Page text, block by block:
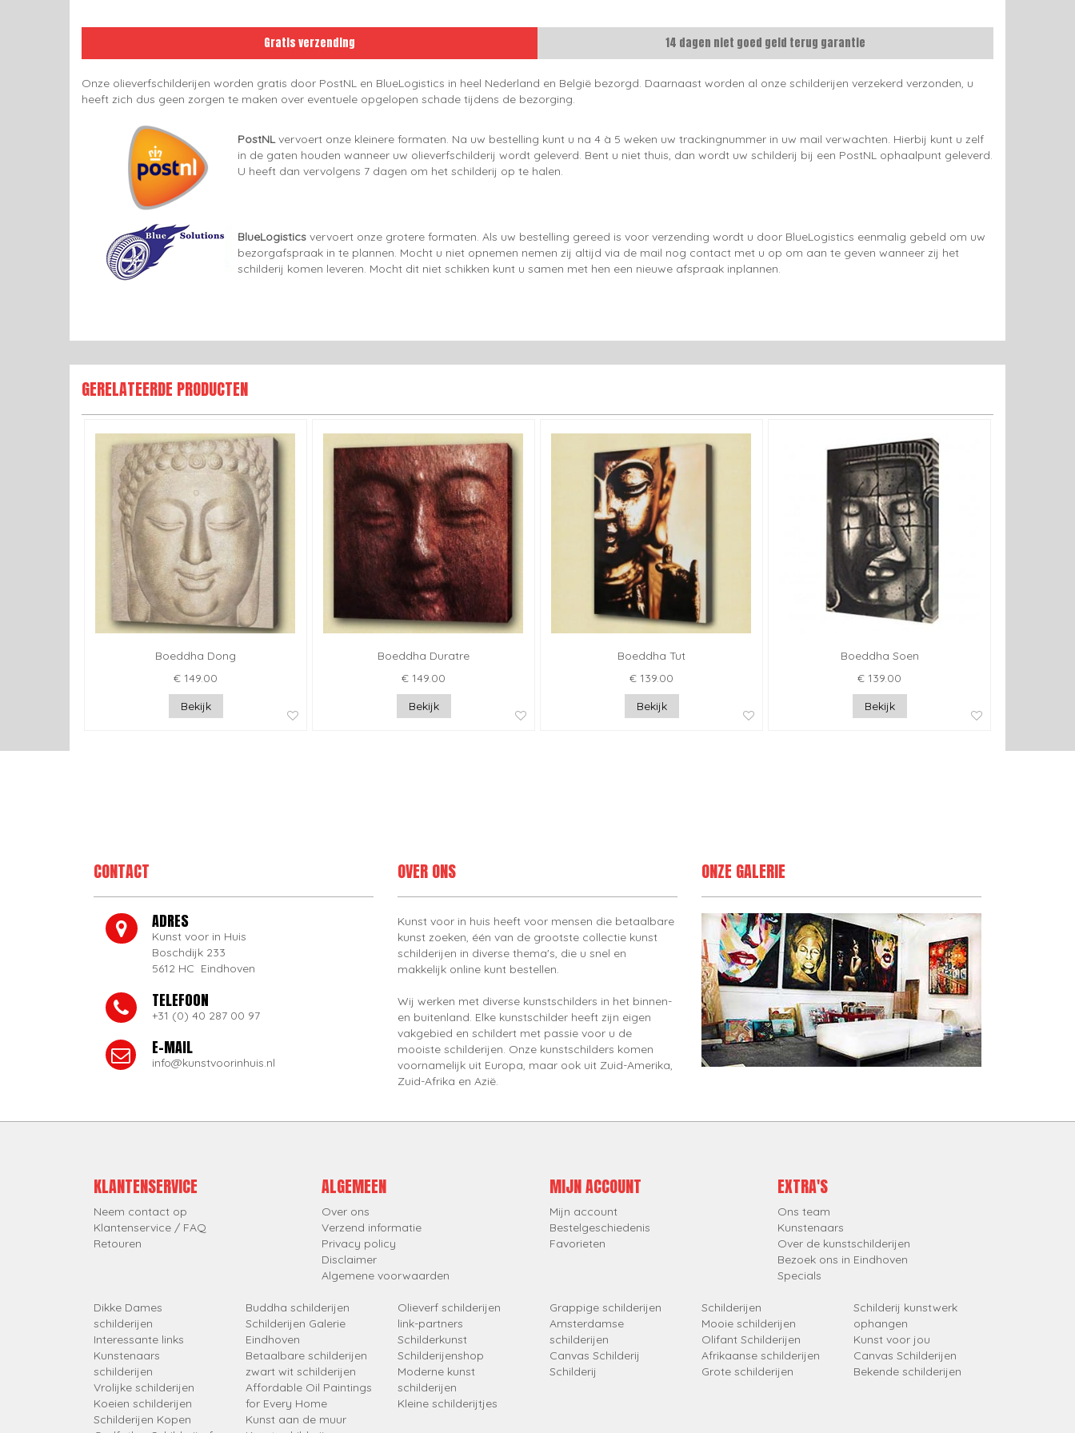
Gratis verzending 14 dagen niet goed geld terug garantie
Onze olieverfschilderijen worden gratis door PostNL en BlueLogistics in heel Nederland en België bezorgd. Daarnaast worden al onze schilderijen verzekerd verzonden, u
heeft zich dus geen zorgen te maken over eventuele opgelopen schade tijdens de bezorging.
PostNLvervoert onze kleinere formaten. Na uw bestelling kunt u na 4 à 5 weken uw trackingnummer in uw mail verwachten. Hierbij kunt u zelf
in de gaten houden wanneer uw olieverfschilderij wordt geleverd. Bent u niet thuis, dan wordt uw schilderij bij een PostNL ophaalpunt geleverd.
U heeft dan vervolgens 7 dagen om het schilderij op te halen.
BlueLogistics vervoert onze grotere formaten. Als uw bestelling gereed is voor verzending wordt u door BlueLogistics eenmalig gebeld om uw
bezorgafspraak in te plannen. Mocht u niet opnemen nemen zij altijd via de mail nog contact met u op om aan te geven wanneer zij het
schilderij komen leveren. Mocht dit niet schikken kunt u samen met hen een nieuwe afspraak inplannen.
GERELATEERDE PRODUCTEN
Boeddha Dong
€ 149.00
Bekijk
Boeddha Duratre
€ 149.00
Bekijk
Boeddha Tut
€ 139.00
Bekijk
Boeddha Soen
€ 139.00
Bekijk
CONTACT
ADRES
Kunst voor in Huis
Boschdijk 233
5612 HC Eindhoven
TELEFOON
+31 (0) 40 287 00 97
E-MAIL
info@kunstvoorinhuis.nl
OVER ONS
Kunst voor in huis heeft voor mensen die betaalbare
kunst zoeken, één van de grootste collectie kunst
schilderijen in diverse thema's, die u snel en
makkelijk online kunt bestellen.
Wij werken met diverse kunstschilders in het binnen-
en buitenland. Elke kunstschilder heeft zijn eigen
vakgebied en schildert met passie voor u de
mooiste schilderijen. Onze kunstschilders komen
voornamelijk uit Europa, maar ook uit Zuid-Amerika,
Zuid-Afrika en Azië.
ONZE GALERIE
KLANTENSERVICE
Neem contact op
Klantenservice / FAQ
Retouren
ALGEMEEN
Over ons
Verzend informatie
Privacy policy
Disclaimer
Algemene voorwaarden
MIJN ACCOUNT
Mijn account
Bestelgeschiedenis
Favorieten
EXTRA'S
Ons team
Kunstenaars
Over de kunstschilderijen
Bezoek ons in Eindhoven
Specials
Dikke Dames
schilderijen
Interessante links
Kunstenaars
schilderijen
Vrolijke schilderijen
Koeien schilderijen
Schilderijen Kopen
Buddha schilderijen
Schilderijen Galerie
Eindhoven
Betaalbare schilderijen
zwart wit schilderijen
Affordable Oil Paintings
for Every Home
Kunst aan de muur
Olieverf schilderijen
link-partners
Schilderkunst
Schilderijenshop
Moderne kunst
schilderijen
Kleine schilderijtjes
Grappige schilderijen
Amsterdamse
schilderijen
Canvas Schilderij
Schilderij
Schilderijen
Mooie schilderijen
Olifant Schilderijen
Afrikaanse schilderijen
Grote schilderijen
Schilderij kunstwerk
ophangen
Kunst voor jou
Canvas Schilderijen
Bekende schilderijen